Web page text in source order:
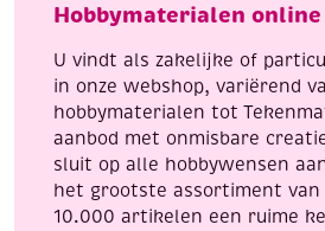
Hobbymaterialen
U vindt als zakelijke of
in onze webshop, variërend
hobbymaterialen tot
aanbod met onmisbare
sluit op alle hobbywensen
het grootste assortiment van
10.000 artikelen een ruime